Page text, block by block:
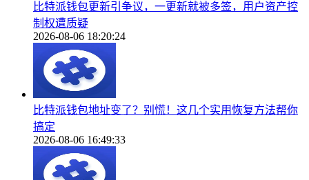
比特派钱包更新引争议，一更新就被多签，用户资产控
制权遭质疑
2026-08-06 18:20:24
比特派钱包地址变了？别慌！这几个实用恢复方法帮你
搞定
2026-08-06 16:49:33